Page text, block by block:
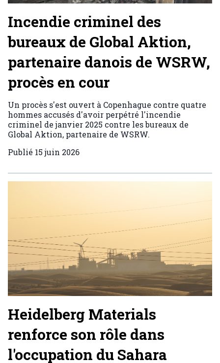
Incendie criminel des
bureaux de Global Aktion,
partenaire danois de WSRW,
procès en cour
Un procès s'est ouvert à Copenhague contre quatre
hommes accusés d'avoir perpétré l'incendie
criminel de janvier 2025 contre les bureaux de
Global Aktion, partenaire de WSRW.
Publié 15 juin 2026
Heidelberg Materials
renforce son rôle dans
l'occupation du Sahara